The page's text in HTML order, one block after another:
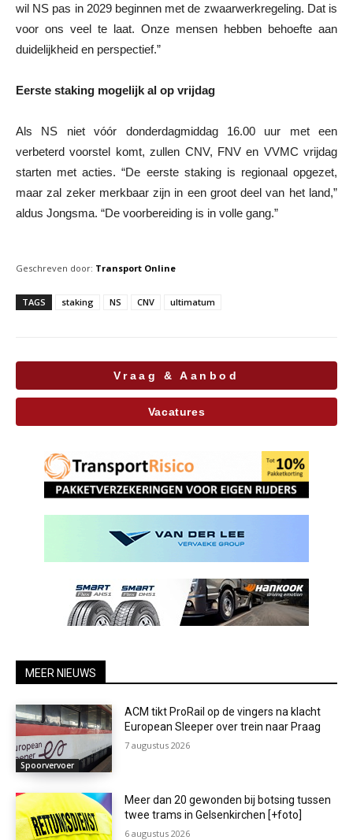
wil NS pas in 2029 beginnen met de zwaarwerkregeling. Dat is
voor ons veel te laat. Onze mensen hebben behoefte aan
duidelijkheid en perspectief.”
Eerste staking mogelijk al op vrijdag
Als NS niet vóór donderdagmiddag 16.00 uur met een
verbeterd voorstel komt, zullen CNV, FNV en VVMC vrijdag
starten met acties. “De eerste staking is regionaal opgezet,
maar zal zeker merkbaar zijn in een groot deel van het land,”
aldus Jongsma. “De voorbereiding is in volle gang.”
Geschreven door: Transport Online
TAGS staking NS CNV ultimatum
Vraag & Aanbod
Vacatures
MEER NIEUWS
Spoorvervoer
ACM tikt ProRail op de vingers na klacht
European Sleeper over trein naar Praag
7 augustus 2026
Meer dan 20 gewonden bij botsing tussen
twee trams in Gelsenkirchen [+foto]
6 augustus 2026